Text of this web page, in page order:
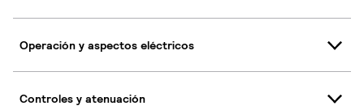
Operación y aspectos eléctricos
Controles y atenuación